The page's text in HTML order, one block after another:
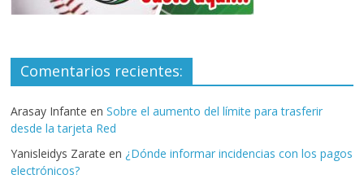
Comentarios recientes:
Arasay Infante enSobre el aumento del límite para trasferir
desde la tarjeta Red
Yanisleidys Zarate en ¿Dónde informar incidencias con los pagos
electrónicos?